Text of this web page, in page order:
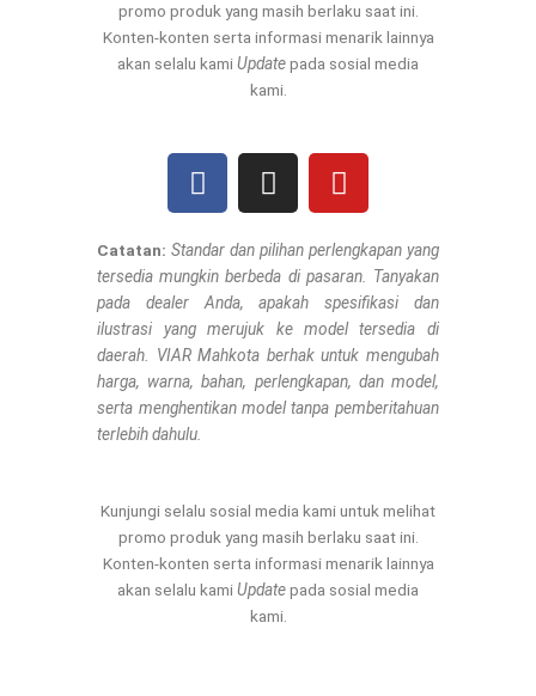
promo produk yang masih berlaku saat ini.
Konten-konten serta informasi menarik lainnya
akan selalu kamiUpdatepada sosial media
kami.
F
a
e
b
o
o
k
I
n
t
a
g
r
a
m
Y
o
t
u
b
e
Catatan: Standar dan pilihan perlengkapan yang
tersedia mungkin berbeda di pasaran. Tanyakan
pada dealer Anda, apakah spesifikasi dan
ilustrasi yang merujuk ke model tersedia di
daerah. VIAR Mahkota berhak untuk mengubah
harga, warna, bahan, perlengkapan, dan model,
serta menghentikan model tanpa pemberitahuan
terlebih dahulu.
Kunjungi selalu sosial media kami untuk melihat
promo produk yang masih berlaku saat ini.
Konten-konten serta informasi menarik lainnya
akan selalu kamiUpdatepada sosial media
kami.